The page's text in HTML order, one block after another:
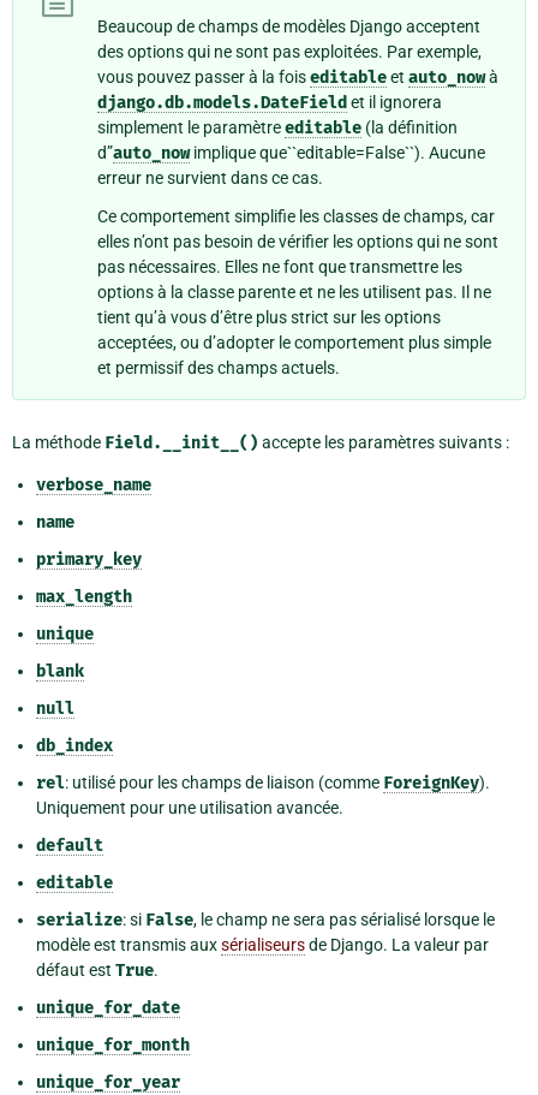
Beaucoup de champs de modèles Django acceptent
des options qui ne sont pas exploitées. Par exemple,
vous pouvez passer à la foiseditableet auto_nowà
django.db.models.DateField et il ignorera
simplement le paramètreeditable (la définition
d”auto_nowimplique que``editable=False``). Aucune
erreur ne survient dans ce cas.
Ce comportement simplifie les classes de champs, car
elles n’ont pas besoin de vérifier les options qui ne sont
pas nécessaires. Elles ne font que transmettre les
options à la classe parente et ne les utilisent pas. Il ne
tient qu’à vous d’être plus strict sur les options
acceptées, ou d’adopter le comportement plus simple
et permissif des champs actuels.
La méthode Field.__init__() accepte les paramètres suivants :
verbose_name
name
primary_key
max_length
unique
blank
null
db_index
rel: utilisé pour les champs de liaison (comme ForeignKey).
Uniquement pour une utilisation avancée.
default
editable
serialize: si False, le champ ne sera pas sérialisé lorsque le
modèle est transmis auxsérialiseursde Django. La valeur par
défaut est True.
unique_for_date
unique_for_month
unique_for_year